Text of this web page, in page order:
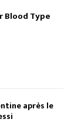
Blood Type
après le